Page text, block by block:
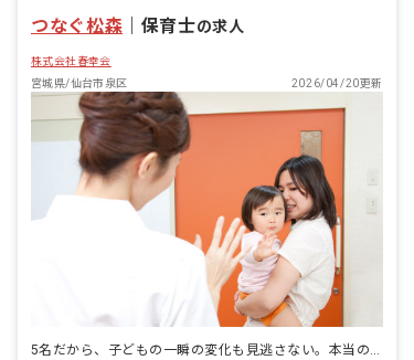
つなぐ松森 保育士の求人
株式会社春幸会
宮城県/仙台市泉区
2026/04/20更新